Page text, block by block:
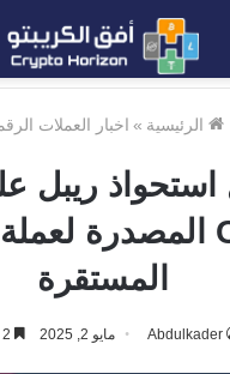
الرئيسية » اخبار العملات
استحواذ ريبل
المستقرة
Abdulkader مايو 2, 2025